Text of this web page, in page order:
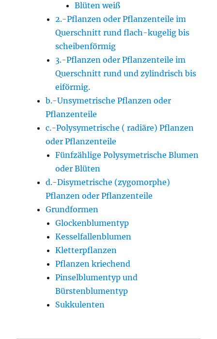
Blüten weiß
2.-Pflanzen oder Pflanzenteile im
Querschnitt rund flach-kugelig bis
scheibenförmig
3.-Pflanzen oder Pflanzenteile im
Querschnitt rund und zylindrisch bis
eiförmig.
b.-Unsymetrische Pflanzen oder
Pflanzenteile
c.-Polysymetrische ( radiäre) Pflanzen
oder Pflanzenteile
Fünfzählige Polysymetrische Blumen
oder Blüten
d.-Disymetrische (zygomorphe)
Pflanzen oder Pflanzenteile
Grundformen
Glockenblumentyp
Kesselfallenblumen
Kletterpflanzen
Pflanzen kriechend
Pinselblumentyp und
Bürstenblumentyp
Sukkulenten